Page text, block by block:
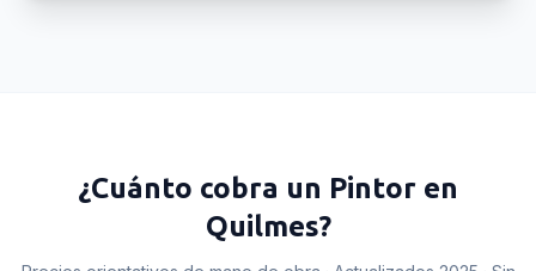
¿Cuánto cobra un Pintor en
Quilmes?